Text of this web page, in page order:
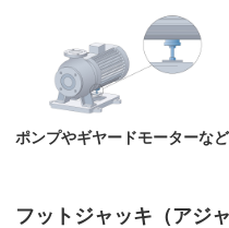
ポンプやギヤードモーターなど
フットジャッキ（アジ